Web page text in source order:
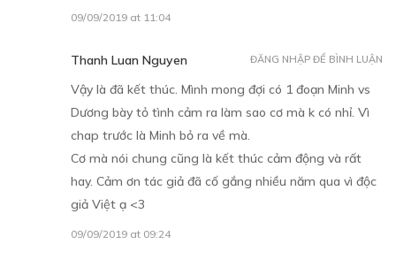
09/09/2019 at 11:04
Thanh Luan Nguyen
Vậy là đã kết thúc. Mình mong đợi có 1 đoạn Minh vs
Dương bày tỏ tình cảm ra làm sao cơ mà k có nhỉ. Vì
chap trước là Minh bỏ ra về mà.
Cơ mà nói chung cũng là kết thúc cảm động và rất
hay. Cảm ơn tác giả đã cố gắng nhiều năm qua vì độc
giả Việt ạ <3
09/09/2019 at 09:24
ĐĂNG NHẬP ĐỂ BÌNH LUẬN